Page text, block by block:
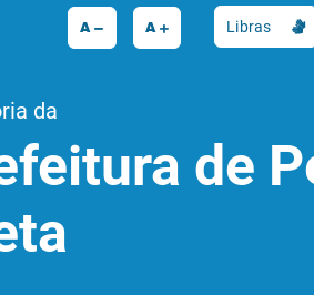
A A Libras
da
de